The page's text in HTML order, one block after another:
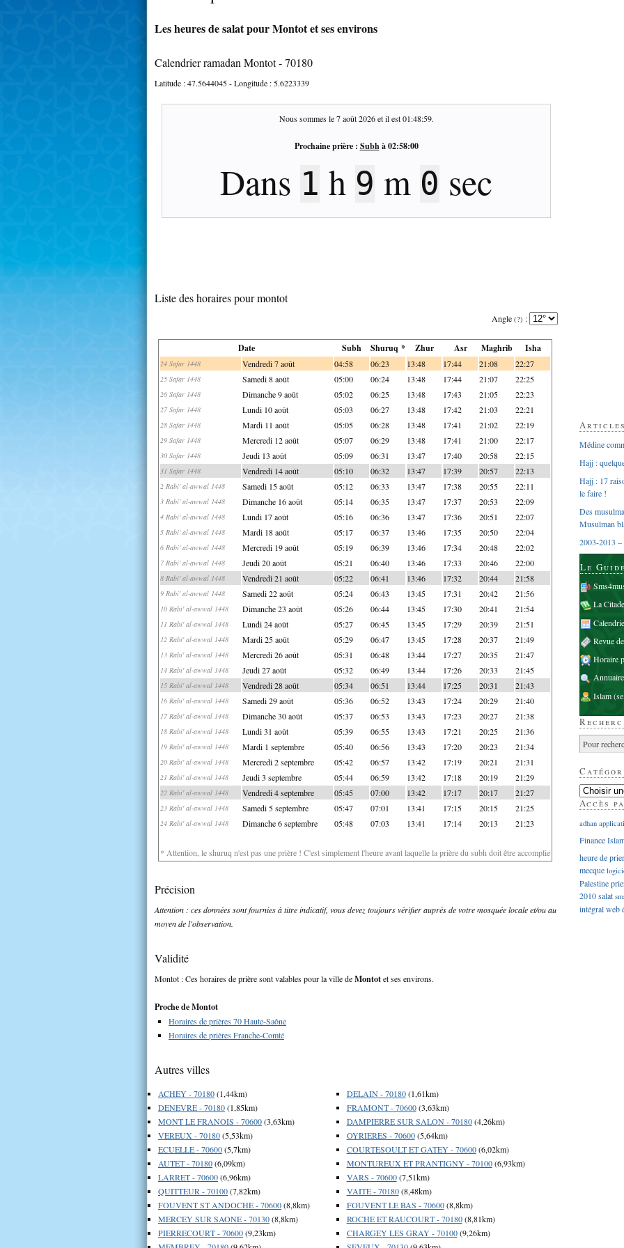
Les heures de salat pour Montot et ses environs
Calendrier ramadan Montot - 70180
Latitude :47.5644045- Longitude : 5.6223339
Nous sommes le7 août 2026et il est01:48:59.
Prochaine prière : Subhà02:58:00
Dans 1 h 9 m 0 sec
Liste des horaires pour montot
Angle (?) :
Date Subh Shuruq * Zhur Asr Maghrib Isha
24 Safar 1448 Vendredi 7 août 04:58 06:23 13:48 17:44 21:08 22:27
25 Safar 1448 Samedi 8 août 05:00 06:24 13:48 17:44 21:07 22:25
26 Safar 1448 Dimanche 9 août 05:02 06:25 13:48 17:43 21:05 22:23
27 Safar 1448 Lundi 10 août 05:03 06:27 13:48 17:42 21:03 22:21
28 Safar 1448 Mardi 11 août 05:05 06:28 13:48 17:41 21:02 22:19
29 Safar 1448 Mercredi 12 août 05:07 06:29 13:48 17:41 21:00 22:17
30 Safar 1448 Jeudi 13 août 05:09 06:31 13:47 17:40 20:58 22:15
31 Safar 1448 Vendredi 14 août 05:10 06:32 13:47 17:39 20:57 22:13
2 Rabi' al-awwal 1448 Samedi 15 août 05:12 06:33 13:47 17:38 20:55 22:11
3 Rabi' al-awwal 1448 Dimanche 16 août 05:14 06:35 13:47 17:37 20:53 22:09
4 Rabi' al-awwal 1448 Lundi 17 août 05:16 06:36 13:47 17:36 20:51 22:07
5 Rabi' al-awwal 1448 Mardi 18 août 05:17 06:37 13:46 17:35 20:50 22:04
6 Rabi' al-awwal 1448 Mercredi 19 août 05:19 06:39 13:46 17:34 20:48 22:02
7 Rabi' al-awwal 1448 Jeudi 20 août 05:21 06:40 13:46 17:33 20:46 22:00
8 Rabi' al-awwal 1448 Vendredi 21 août 05:22 06:41 13:46 17:32 20:44 21:58
9 Rabi' al-awwal 1448 Samedi 22 août 05:24 06:43 13:45 17:31 20:42 21:56
10 Rabi' al-awwal 1448 Dimanche 23 août 05:26 06:44 13:45 17:30 20:41 21:54
11 Rabi' al-awwal 1448 Lundi 24 août 05:27 06:45 13:45 17:29 20:39 21:51
12 Rabi' al-awwal 1448 Mardi 25 août 05:29 06:47 13:45 17:28 20:37 21:49
13 Rabi' al-awwal 1448 Mercredi 26 août 05:31 06:48 13:44 17:27 20:35 21:47
14 Rabi' al-awwal 1448 Jeudi 27 août 05:32 06:49 13:44 17:26 20:33 21:45
15 Rabi' al-awwal 1448 Vendredi 28 août 05:34 06:51 13:44 17:25 20:31 21:43
16 Rabi' al-awwal 1448 Samedi 29 août 05:36 06:52 13:43 17:24 20:29 21:40
17 Rabi' al-awwal 1448 Dimanche 30 août 05:37 06:53 13:43 17:23 20:27 21:38
18 Rabi' al-awwal 1448 Lundi 31 août 05:39 06:55 13:43 17:21 20:25 21:36
19 Rabi' al-awwal 1448 Mardi 1 septembre 05:40 06:56 13:43 17:20 20:23 21:34
20 Rabi' al-awwal 1448 Mercredi 2 septembre 05:42 06:57 13:42 17:19 20:21 21:31
21 Rabi' al-awwal 1448 Jeudi 3 septembre 05:44 06:59 13:42 17:18 20:19 21:29
22 Rabi' al-awwal 1448 Vendredi 4 septembre 05:45 07:00 13:42 17:17 20:17 21:27
23 Rabi' al-awwal 1448 Samedi 5 septembre 05:47 07:01 13:41 17:15 20:15 21:25
24 Rabi' al-awwal 1448 Dimanche 6 septembre 05:48 07:03 13:41 17:14 20:13 21:23
* Attention, le shuruq n'est pas une prière ! C'est simplement l'heure avant laquelle la prière du subh doit être accomplie
Précision
Attention : ces données sont fournies à titre indicatif, vous devez toujours vérifier auprès de votre mosquée locale et/ou au
moyen de l'observation.
Validité
Montot : Ces horaires de prière sont valables pour la ville deMontotet ses environs.
Proche de Montot
Horaires de prières 70 Haute-Saône
Horaires de prières Franche-Comté
Autres villes
ACHEY - 70180(1,44km)
DENEVRE - 70180(1,85km)
MONT LE FRANOIS - 70600(3,63km)
VEREUX - 70180(5,53km)
ECUELLE - 70600(5,7km)
AUTET - 70180(6,09km)
LARRET - 70600(6,96km)
QUITTEUR - 70100(7,82km)
FOUVENT ST ANDOCHE - 70600(8,8km)
MERCEY SUR SAONE - 70130(8,8km)
PIERRECOURT - 70600(9,23km)
DELAIN - 70180(1,61km)
FRAMONT - 70600(3,63km)
DAMPIERRE SUR SALON - 70180(4,26km)
OYRIERES - 70600(5,64km)
COURTESOULT ET GATEY - 70600(6,02km)
MONTUREUX ET PRANTIGNY - 70100(6,93km)
VARS - 70600(7,51km)
VAITE - 70180(8,48km)
FOUVENT LE BAS - 70600(8,8km)
ROCHE ET RAUCOURT - 70180(8,81km)
CHARGEY LES GRAY - 70100(9,26km)
Médine
Hajj :
Hajj : 17
le faire !
Des
Musulman
2003-2013 –
Le
La
Revue
Horaire
Islam
Accès
adhan
Finance
heure de
mecque
Palestine
2010salat
intégralweb